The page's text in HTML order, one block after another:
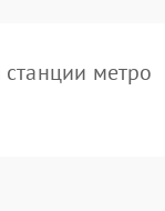
метро